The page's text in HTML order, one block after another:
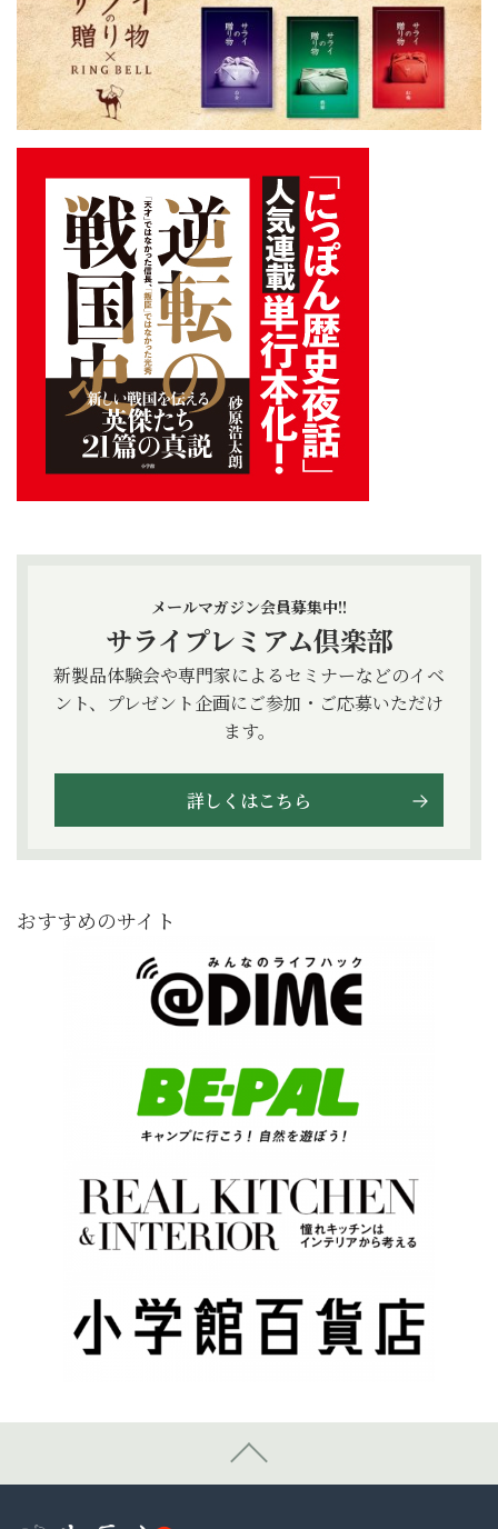
メールマガジン会員募集中!!
サライプレミアム倶楽部
新製品体験会や専門家によるセミナーなどのイベ
ント、プレゼント企画にご参加・ご応募いただけ
ます。
詳しくはこちら
おすすめのサイト